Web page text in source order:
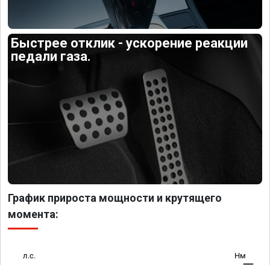
Быстрее отклик - ускорение реакции
педали газа.
График прироста мощности и крутящего
момента:
л.с. Нм